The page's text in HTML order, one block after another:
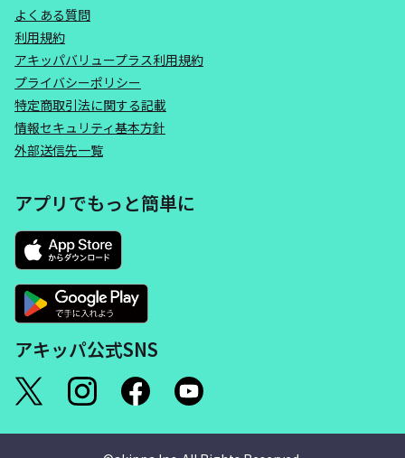
よくある質問
利用規約
アキッパバリュープラス利用規約
プライバシーポリシー
特定商取引法に関する記載
情報セキュリティ基本方針
外部送信先一覧
アプリでもっと簡単に
アキッパ公式SNS